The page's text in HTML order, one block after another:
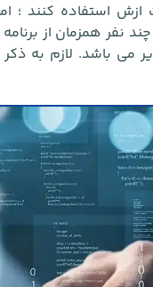
استفاده کنند ؛
نفر همزمان از
می باشد. لازم به